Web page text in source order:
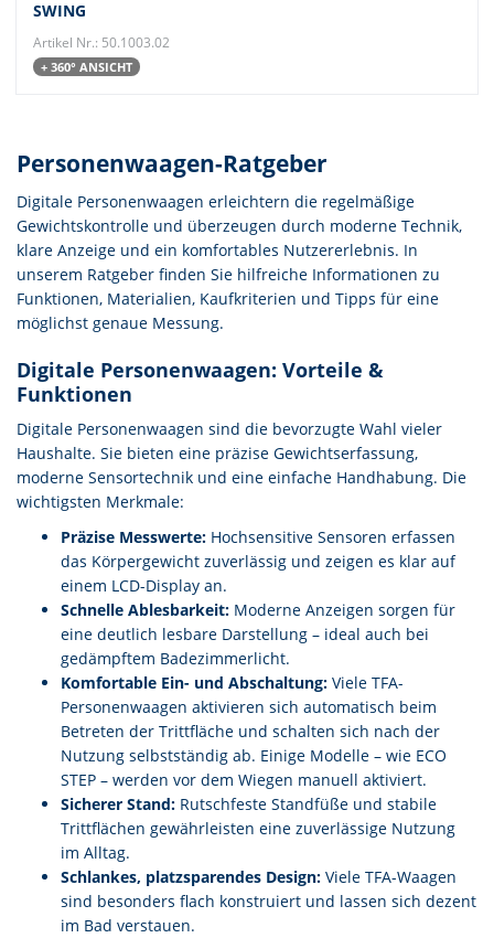
SWING
Artikel Nr.: 50.1003.02
+ 360° ANSICHT
Personenwaagen-Ratgeber
Digitale Personenwaagen erleichtern die regelmäßige
Gewichtskontrolle und überzeugen durch moderne Technik,
klare Anzeige und ein komfortables Nutzererlebnis. In
unserem Ratgeber finden Sie hilfreiche Informationen zu
Funktionen, Materialien, Kaufkriterien und Tipps für eine
möglichst genaue Messung.
Digitale Personenwaagen: Vorteile &
Funktionen
Digitale Personenwaagen sind die bevorzugte Wahl vieler
Haushalte. Sie bieten eine präzise Gewichtserfassung,
moderne Sensortechnik und eine einfache Handhabung. Die
wichtigsten Merkmale:
Präzise Messwerte: Hochsensitive Sensoren erfassen
das Körpergewicht zuverlässig und zeigen es klar auf
einem LCD-Display an.
Schnelle Ablesbarkeit: Moderne Anzeigen sorgen für
eine deutlich lesbare Darstellung – ideal auch bei
gedämpftem Badezimmerlicht.
Komfortable Ein- und Abschaltung: Viele TFA-
Personenwaagen aktivieren sich automatisch beim
Betreten der Trittfläche und schalten sich nach der
Nutzung selbstständig ab. Einige Modelle – wie ECO
STEP – werden vor dem Wiegen manuell aktiviert.
Sicherer Stand: Rutschfeste Standfüße und stabile
Trittflächen gewährleisten eine zuverlässige Nutzung
im Alltag.
Schlankes, platzsparendes Design: Viele TFA-Waagen
sind besonders flach konstruiert und lassen sich dezent
im Bad verstauen.